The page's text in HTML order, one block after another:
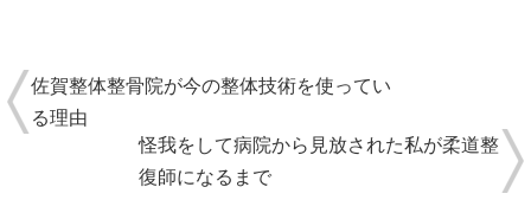
佐賀整体整骨院が今の整体技術を使ってい
る理由
怪我をして病院から見放された私が柔道整
復師になるまで